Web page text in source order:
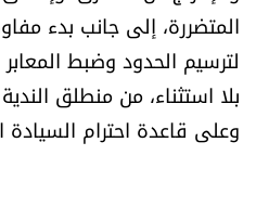
من نحن
للتواصل معنا
شروط الاستخدام
المتضررة، إلى جانب بدء
لترسيم الحدود وضبط
بلا استثناء، من منطلق
وعلى قاعدة احترام السيادة